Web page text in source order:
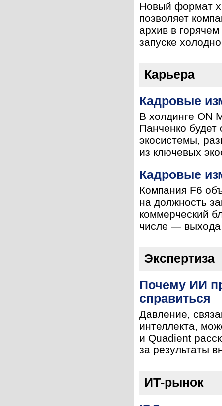
Новый формат
позволяет
архив в
запуске
Карьера
Кадровые
В холдинге ON
Панченко будет
экосистемы,
из ключевых
Кадровые
Компания F6
на должность
коммерческий
числе —
Экспертиза
Почему ИИ
справиться
Давление,
интеллекта,
и Quadient
за результаты
ИТ-рынок